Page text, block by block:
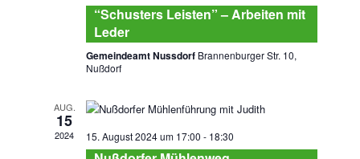
“Schusters Leisten” – Arbeiten mit
Leder
Gemeindeamt Nussdorf Brannenburger Str. 10,
Nußdorf
AUG.
15
2024 15. August 2024 um 17:00 - 18:30